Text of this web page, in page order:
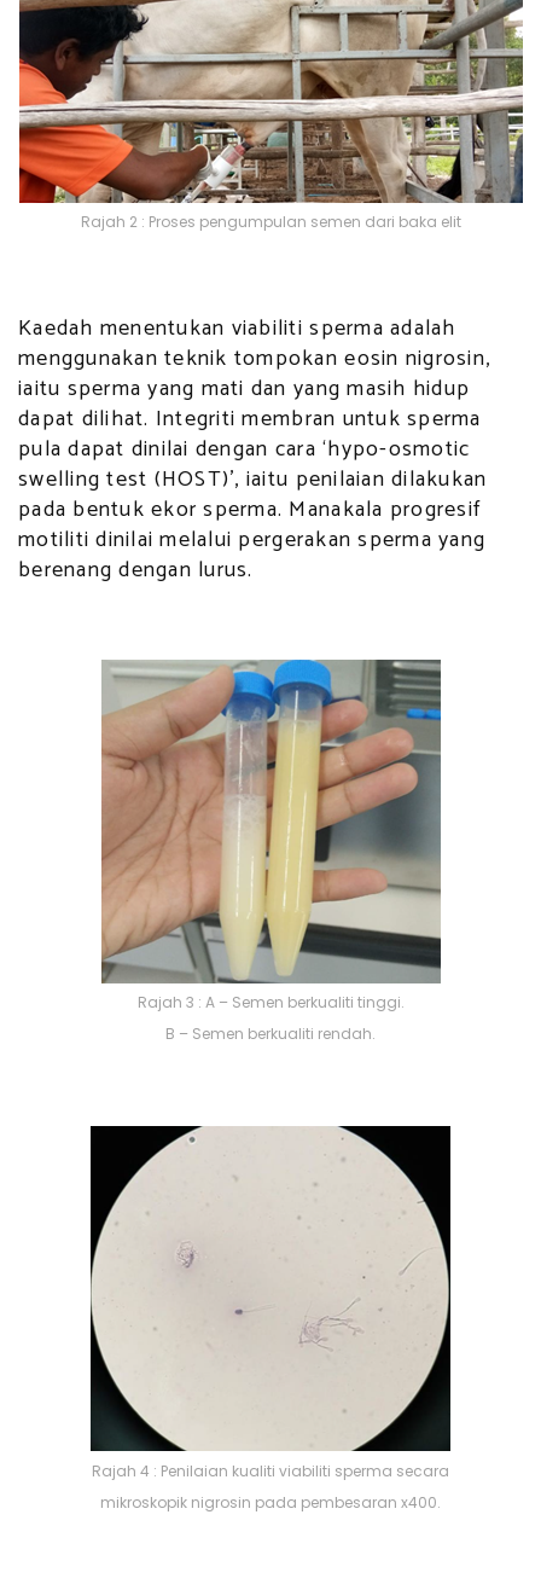
Rajah 2 : Proses pengumpulan semen dari baka elit
Kaedah menentukan viabiliti sperma adalah
menggunakan teknik tompokan eosin nigrosin,
iaitu sperma yang mati dan yang masih hidup
dapat dilihat. Integriti membran untuk sperma
pula dapat dinilai dengan cara ‘hypo-osmotic
swelling test (HOST)’, iaitu penilaian dilakukan
pada bentuk ekor sperma. Manakala progresif
motiliti dinilai melalui pergerakan sperma yang
berenang dengan lurus.
Rajah 3 : A – Semen berkualiti tinggi.
B – Semen berkualiti rendah.
Rajah 4 : Penilaian kualiti viabiliti sperma secara
mikroskopik nigrosin pada pembesaran x400.